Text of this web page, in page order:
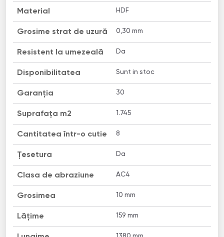
Material HDF
Grosime strat de uzură 0,30 mm
Resistent la umezeală Da
Disponibilitatea Sunt in stoc
Garanția 30
Suprafața m2 1.745
Cantitatea într-o cutie 8
Țesetura Da
Clasa de abraziune AC4
Grosimea 10 mm
Lățime 159 mm